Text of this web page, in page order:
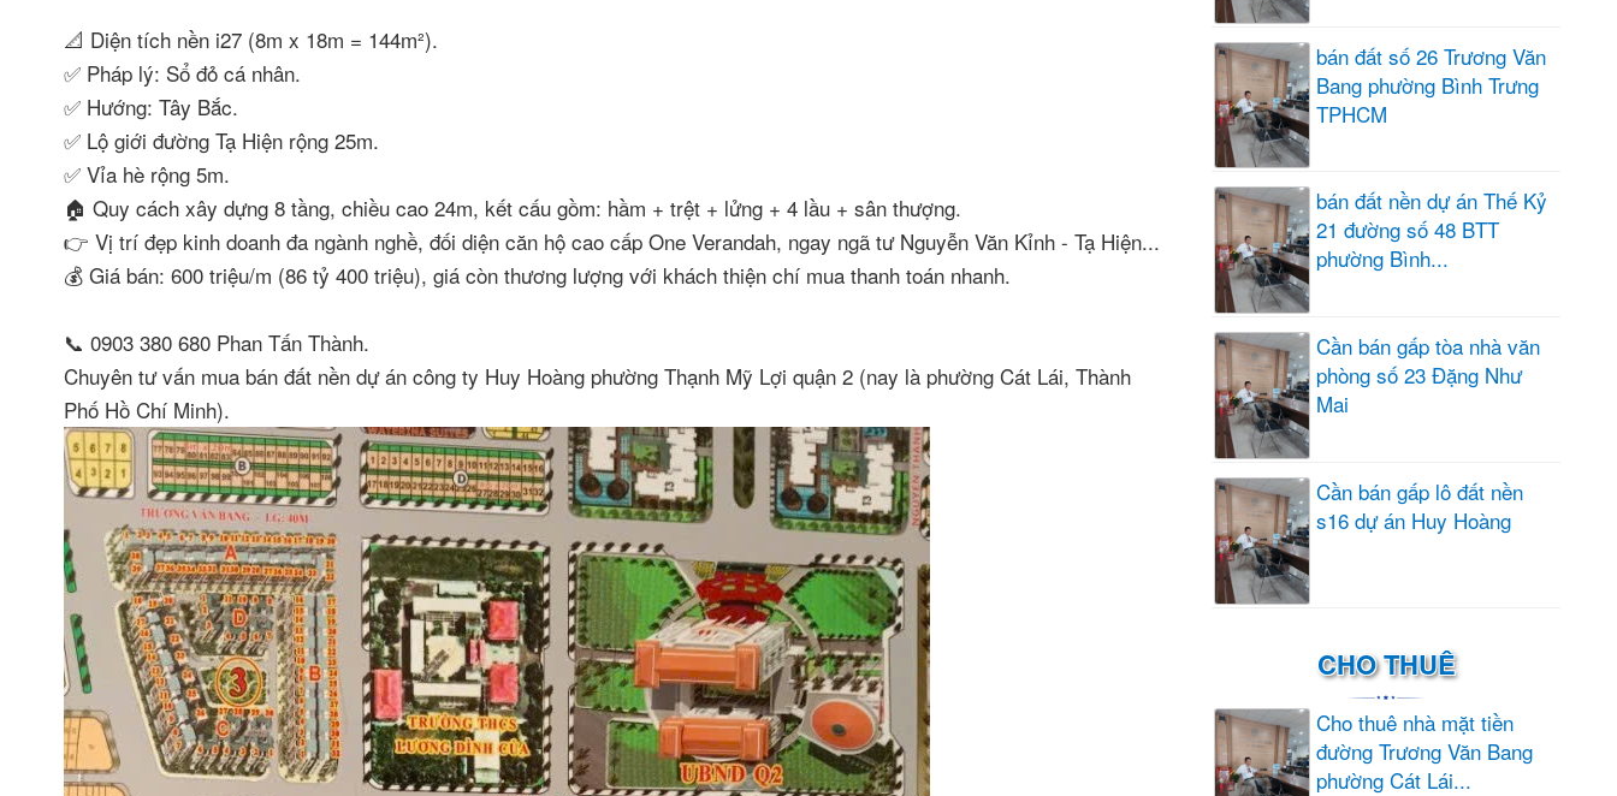
📐 Diện tích nền i27 (8m x 18m = 144m²).
✅ Pháp lý: Sổ đỏ cá nhân.
✅ Hướng: Tây Bắc.
✅ Lộ giới đường Tạ Hiện rộng 25m.
✅ Vỉa hè rộng 5m.
🏠 Quy cách xây dựng 8 tầng, chiều cao 24m, kết cấu gồm: hầm + trệt + lửng + 4 lầu + sân thượng.
👉 Vị trí đẹp kinh doanh đa ngành nghề, đối diện căn hộ cao cấp One Verandah, ngay ngã tư Nguyễn Văn Kỉnh - Tạ Hiện...
💰 Giá bán: 600 triệu/m (86 tỷ 400 triệu), giá còn thương lượng với khách thiện chí mua thanh toán nhanh.
📞 0903 380 680 Phan Tấn Thành.
Chuyên tư vấn mua bán đất nền dự án công ty Huy Hoàng phường Thạnh Mỹ Lợi quận 2 (nay là phường Cát Lái, Thành
Phố Hồ Chí Minh).
bán đất số 26 Trương Văn
Bang phường Bình Trưng
TPHCM
bán đất nền dự án Thế Kỷ
21 đường số 48 BTT
phường Bình...
Cần bán gấp tòa nhà văn
phòng số 23 Đặng Như
Mai
Cần bán gấp lô đất nền
s16 dự án Huy Hoàng
CHO THUÊ
Cho thuê nhà mặt tiền
đường Trương Văn Bang
phường Cát Lái...